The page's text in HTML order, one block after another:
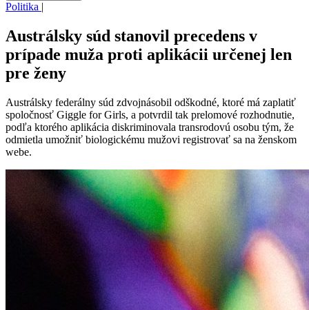
Politika |
Austrálsky súd stanovil precedens v
prípade muža proti aplikácii určenej len
pre ženy
Austrálsky federálny súd zdvojnásobil odškodné, ktoré má zaplatiť
spoločnosť Giggle for Girls, a potvrdil tak prelomové rozhodnutie,
podľa ktorého aplikácia diskriminovala transrodovú osobu tým, že
odmietla umožniť biologickému mužovi registrovať sa na ženskom
webe.